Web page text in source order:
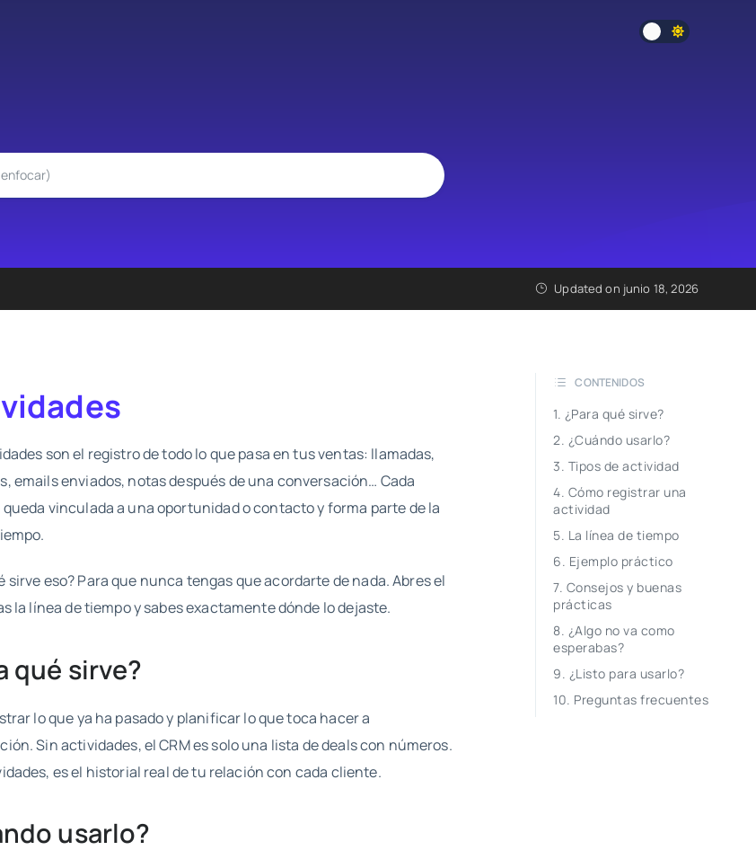
Updated on junio 18, 2026
son el registro de todo lo que pasa en tus ventas: llamadas,
emails enviados, notas después de una conversación… Cada
vinculada a una oportunidad o contacto y forma parte de la
sirve eso? Para que nunca tengas que acordarte de nada. Abres el
la línea de tiempo y sabes exactamente dónde lo dejaste.
qué sirve?
lo que ya ha pasado y planificar lo que toca hacer a
Sin actividades, el CRM es solo una lista de deals con números.
es el historial real de tu relación con cada cliente.
usarlo?
CONTENIDOS
¿Para qué sirve?
¿Cuándo usarlo?
Tipos de actividad
Cómo registrar una
actividad
La línea de tiempo
Ejemplo práctico
Consejos y buenas
prácticas
¿Algo no va como
esperabas?
¿Listo para usarlo?
Preguntas frecuentes